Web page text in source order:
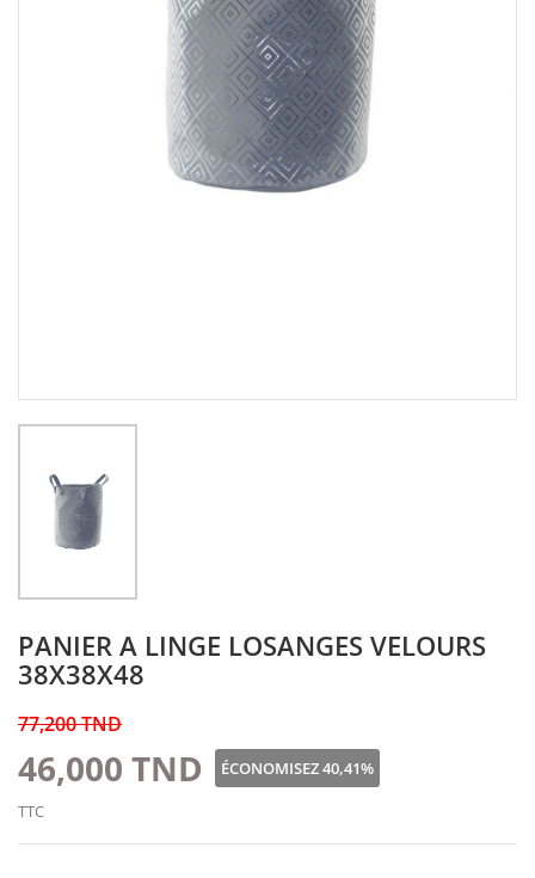
PANIER A LINGE LOSANGES VELOURS
38X38X48
77,200 TND
46,000 TND
ÉCONOMISEZ 40,41%
TTC